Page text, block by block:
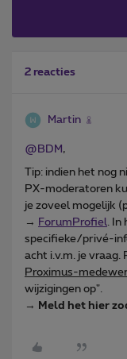
2 reacties
Martin
@BDM ,
Tip: indien het nog
PX-moderatoren
je zoveel mogelijk
→ ForumProfiel .
specifieke/privé-
acht i.v.m. je vraag.
Proximus-
wijzigingen op".
→
Meld het hier